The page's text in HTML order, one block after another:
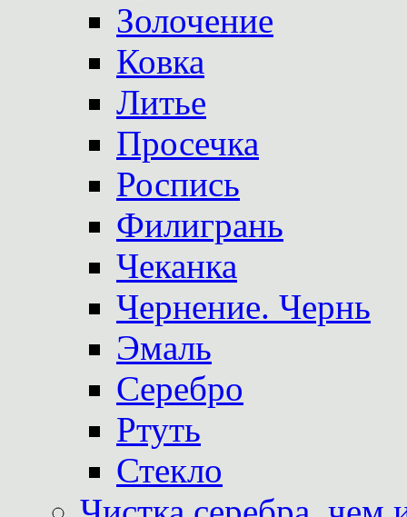
Золочение
Ковка
Литье
Просечка
Роспись
Филигрань
Чеканка
Чернение. Чернь
Эмаль
Серебро
Ртуть
Стекло